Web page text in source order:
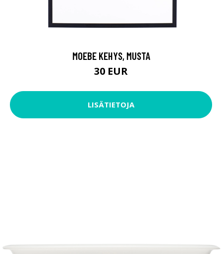
MOEBE KEHYS, MUSTA
30 EUR
LISÄTIETOJA